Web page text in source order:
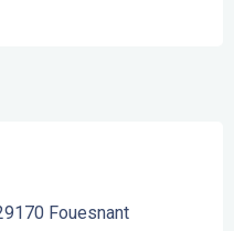
Fouesnant